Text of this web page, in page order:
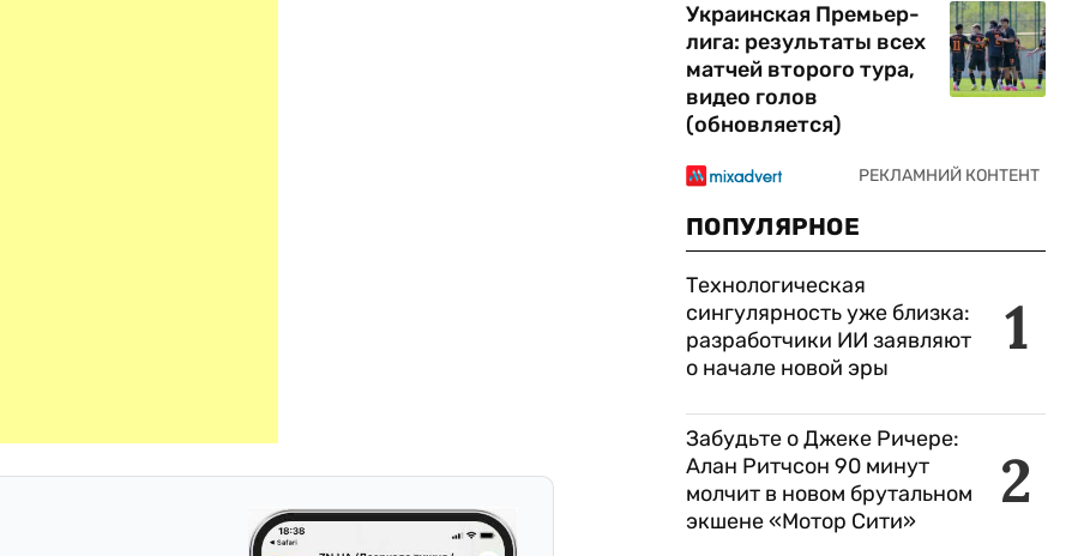
Украинская Премьер-
лига: результаты всех
матчей второго тура,
видео голов
(обновляется)
ПОПУЛЯРНОЕ
1
Технологическая
сингулярность уже близка:
разработчики ИИ заявляют
о начале новой эры
2
Забудьте о Джеке Ричере:
Алан Ритчсон 90 минут
молчит в новом брутальном
экшене «Мотор Сити»